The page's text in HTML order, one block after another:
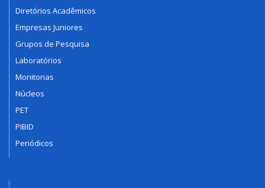
Diretórios Acadêmicos
Empresas Juniores
Grupos de Pesquisa
Laboratórios
Monitorias
Núcleos
PET
PIBID
Periódicos